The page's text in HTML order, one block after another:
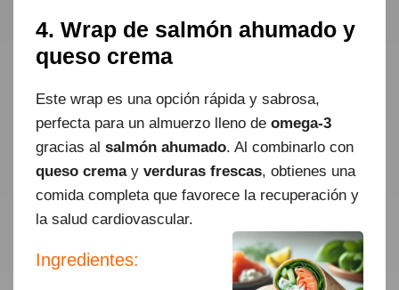
4. Wrap de salmón ahumado y
queso crema
Este wrap es una opción rápida y sabrosa,
perfecta para un almuerzo lleno de omega-3
gracias al salmón ahumado. Al combinarlo con
queso cremay verduras frescas, obtienes una
comida completa que favorece la recuperación y
la salud cardiovascular.
Ingredientes: